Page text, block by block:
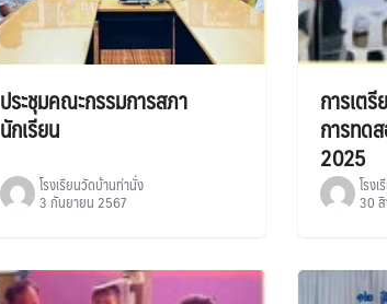
ประชุมคณะกรรมการสภา
นักเรียน
โรงเรียนวัดบ้านท่านั่ง
3 กันยายน 2567
การเต
การทด
2025
โรง
30